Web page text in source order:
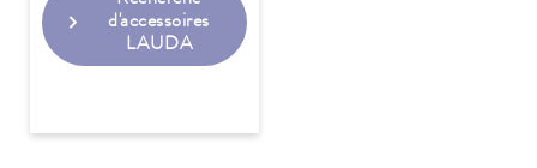
d'accessoires
LAUDA